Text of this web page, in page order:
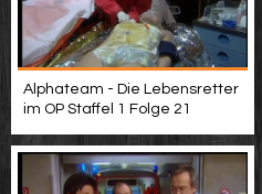
Alphateam - Die Lebensretter
im OP Staffel 1 Folge 21